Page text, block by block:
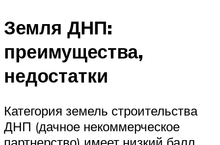
Земля ДНП:
преимущества,
недостатки
Категория земель строительства
ДНП (дачное некоммерческое